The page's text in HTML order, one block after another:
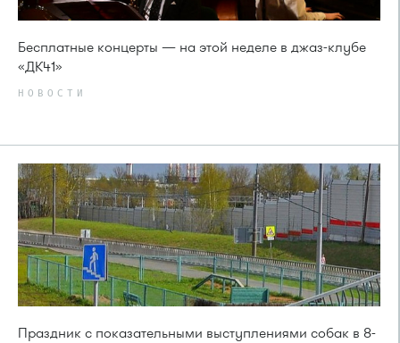
Бесплатные концерты — на этой неделе в джаз-клубе
«ДК41»
НОВОСТИ
Праздник с показательными выступлениями собак в 8-